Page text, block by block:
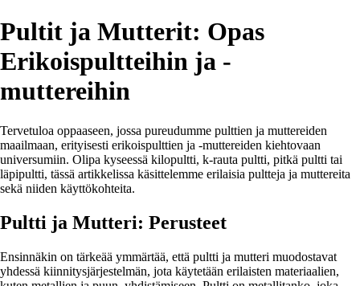
Pultit ja Mutterit: Opas
Erikoispultteihin ja -
muttereihin
Tervetuloa oppaaseen, jossa pureudumme pulttien ja muttereiden
maailmaan, erityisesti erikoispulttien ja -muttereiden kiehtovaan
universumiin. Olipa kyseessä kilopultti, k-rauta pultti, pitkä pultti tai
läpipultti, tässä artikkelissa käsittelemme erilaisia pultteja ja muttereita
sekä niiden käyttökohteita.
Pultti ja Mutteri: Perusteet
Ensinnäkin on tärkeää ymmärtää, että pultti ja mutteri muodostavat
yhdessä kiinnitysjärjestelmän, jota käytetään erilaisten materiaalien,